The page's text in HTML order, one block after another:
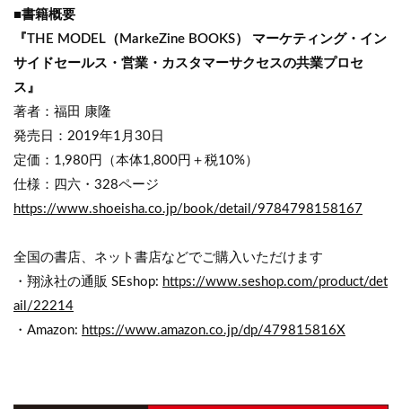
■書籍概要
『THE MODEL（MarkeZine BOOKS） マーケティング・イン
サイドセールス・営業・カスタマーサクセスの共業プロセ
ス』
著者：福田 康隆
発売日：2019年1月30日
定価：1,980円（本体1,800円＋税10%）
仕様：四六・328ページ
https://www.shoeisha.co.jp/book/detail/9784798158167
全国の書店、ネット書店などでご購入いただけます
・翔泳社の通販 SEshop: https://www.seshop.com/product/det
ail/22214
・Amazon: https://www.amazon.co.jp/dp/479815816X